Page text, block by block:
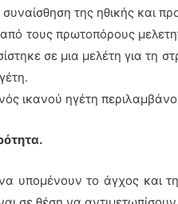
της ηθικής και
τους πρωτοπόρους
σε μια μελέτη για τη
ικανού ηγέτη
να υπομένουν το άγχος και